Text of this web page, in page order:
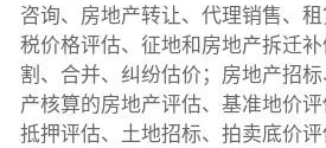
咨询、房地产转让、代理销售、
税价格评估、征地和房地产拆迁
割、合并、纠纷估价；房地产招
产核算的房地产评估、基准地价
抵押评估、土地招标、拍卖底价